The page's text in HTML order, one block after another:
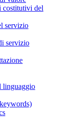
costitutivi del
servizio
servizio
linguaggio